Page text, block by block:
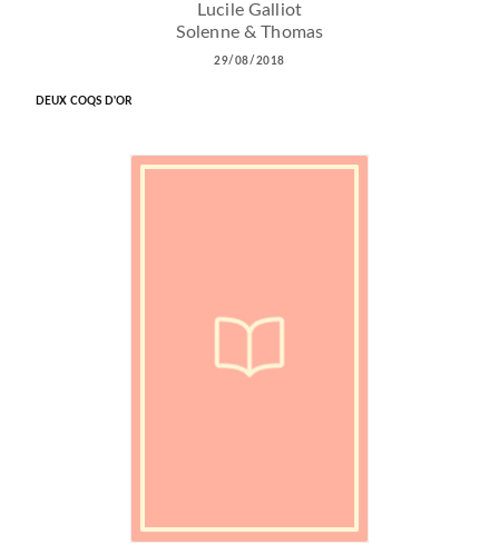
Lucile Galliot
Solenne & Thomas
29/08/2018
DEUX COQS D'OR